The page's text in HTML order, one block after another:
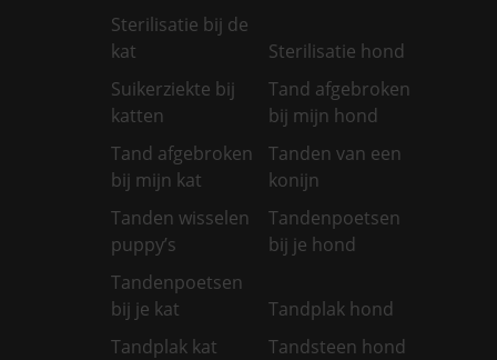
Sterilisatie bij de
kat
Sterilisatie hond
Suikerziekte bij
katten
Tand afgebroken
bij mijn hond
Tand afgebroken
bij mijn kat
Tanden van een
konijn
Tanden wisselen
puppy’s
Tandenpoetsen
bij je hond
Tandenpoetsen
bij je kat
Tandplak hond
Tandplak kat
Tandsteen hond